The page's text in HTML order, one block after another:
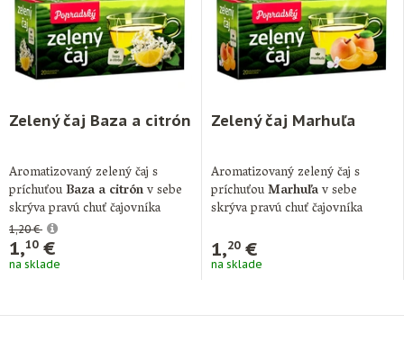
Zelený čaj Baza a citrón
Aromatizovaný zelený čaj s
príchuťouBaza a citrónv sebe
skrýva pravú chuť čajovníka
Camellia …
1,20 €
1,10€
na sklade
Zelený čaj Marhuľa
Aromatizovaný zelený čaj s
príchuťouMarhuľav sebe
skrýva pravú chuť čajovníka
1,20€
na sklade